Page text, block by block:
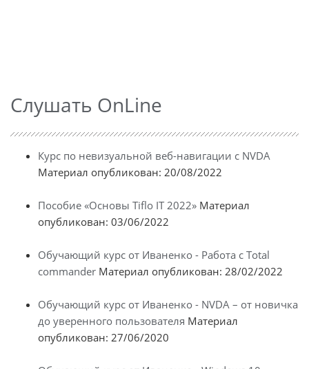
Слушать OnLine
Курс по невизуальной веб-навигации с NVDA
Материал опубликован: 20/08/2022
Пособие «Основы Tiflo IT 2022» Материал
опубликован: 03/06/2022
Обучающий курс от Иваненко - Работа с Total
commander Материал опубликован: 28/02/2022
Обучающий курс от Иваненко - NVDA – от новичка
до уверенного пользователя Материал
опубликован: 27/06/2020